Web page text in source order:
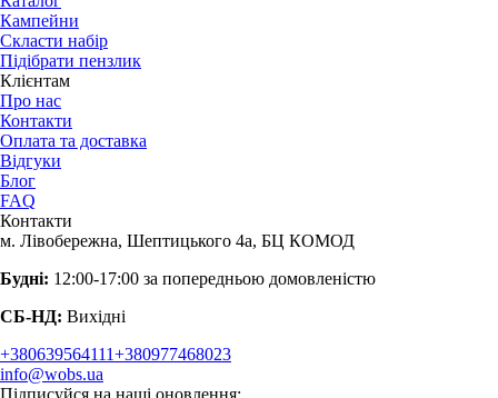
Кампейни
Скласти набір
Підібрати пензлик
Клієнтам
Про нас
Контакти
Оплата та доставка
Відгуки
Блог
FAQ
Контакти
м. Лівобережна, Шептицького 4а, БЦ КОМОД
Будні: 12:00-17:00 за попередньою домовленістю
СБ-НД: Вихідні
+380639564111+380977468023
info@wobs.ua